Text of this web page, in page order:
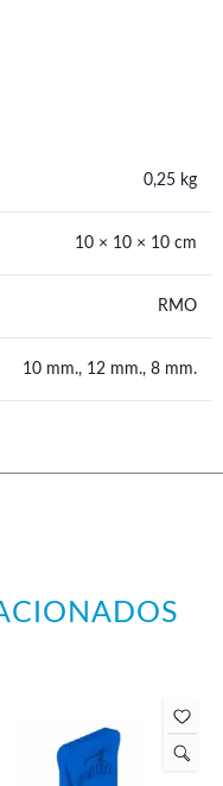
0,25 kg
10 × 10 × 10 cm
RMO
10 mm., 12 mm., 8 mm.